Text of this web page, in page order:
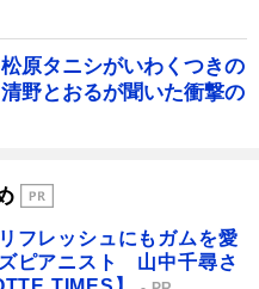
原タニシがいわくつきの
野とおるが聞いた衝撃の
フレッシュにもガムを愛
ピアニスト 山中千尋さ